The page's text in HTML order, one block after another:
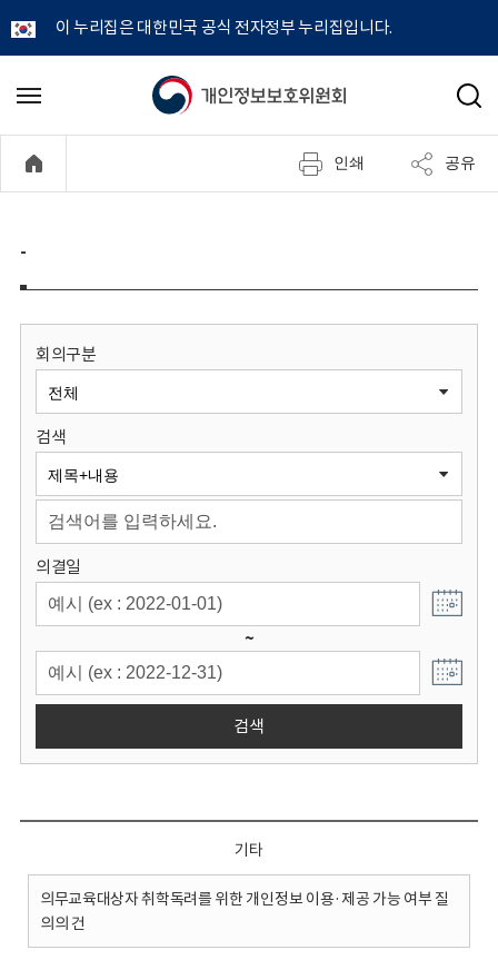
이 누리집은 대한민국 공식 전자정부 누리집입니다.
개
정
보
원
회
메
기
검
인쇄 공유
-
회의구분
검색
의결일
~
검색
기타
의무교육대상자 취학독려를 위한 개인정보 이용·제공 가능 여부 질
의의 건